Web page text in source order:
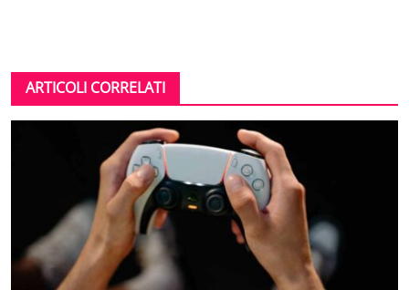
ARTICOLI CORRELATI